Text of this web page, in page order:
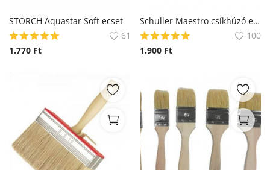
Blog
Bejelentkezés
STORCH Aquastar Soft ecset
61
1.770 Ft
Schuller Maestro csíkhúzó ecset
100
1.900 Ft